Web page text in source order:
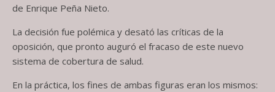
de Enrique Peña Nieto.
La decisión fue polémica y desató las críticas de la
oposición, que pronto auguró el fracaso de este nuevo
sistema de cobertura de salud.
En la práctica, los fines de ambas figuras eran los mismos: